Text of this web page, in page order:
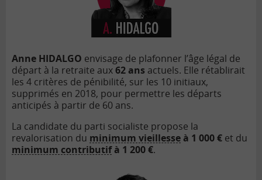
Anne HIDALGO envisage de plafonner l’âge légal de
départ à la retraite aux62 ans actuels. Elle rétablirait
les 4 critères de pénibilité, sur les 10 initiaux,
supprimés en 2018, pour permettre les départs
anticipés à partir de 60 ans.
La candidate du parti socialiste propose la
revalorisation du minimum vieillesse à 1 000 € et du
minimum contributifà 1 200 €.